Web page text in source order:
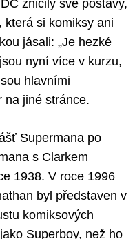
zničily své postavy,
která si komiksy ani
jásali: „Je hezké
nyní více v kurzu,
hlavními
na jiné stránce.
Supermana po
s Clarkem
1938. V roce 1996
byl představen v
komiksových
Superboy, než ho